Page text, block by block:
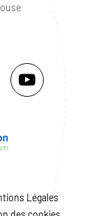
Légales